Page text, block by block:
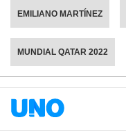
EMILIANO MARTÍNEZ
MUNDIAL QATAR 2022